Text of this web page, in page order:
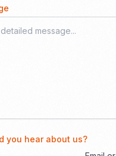
you hear about us?